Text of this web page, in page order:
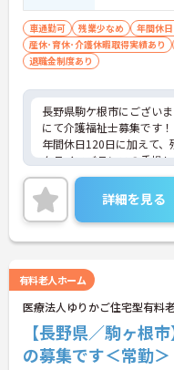
車通勤可 残業少なめ 年間休
産休･育休･介護休暇取得実績あり
退職金制度あり
長野県駒ケ根市にござい
にて介護福祉士募集です！
年間休日120日に加えて
クライフバランスの重視
社員の仲も良く、アット
す。
マイカー通勤OKなので
ご興味ある方には、面接
お話しいたしますのでお
詳細を見る
有料老人ホーム
医療法人ゆりかご住宅型有料
【長野県／駒ヶ根
の募集です＜常勤＞